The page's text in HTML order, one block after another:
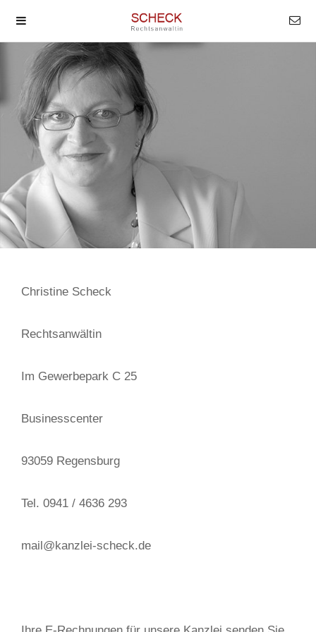
Christine Scheck
Rechtsanwältin
Im Gewerbepark C 25
Businesscenter
93059 Regensburg
Tel. 0941 / 4636 293
mail@kanzlei-scheck.de